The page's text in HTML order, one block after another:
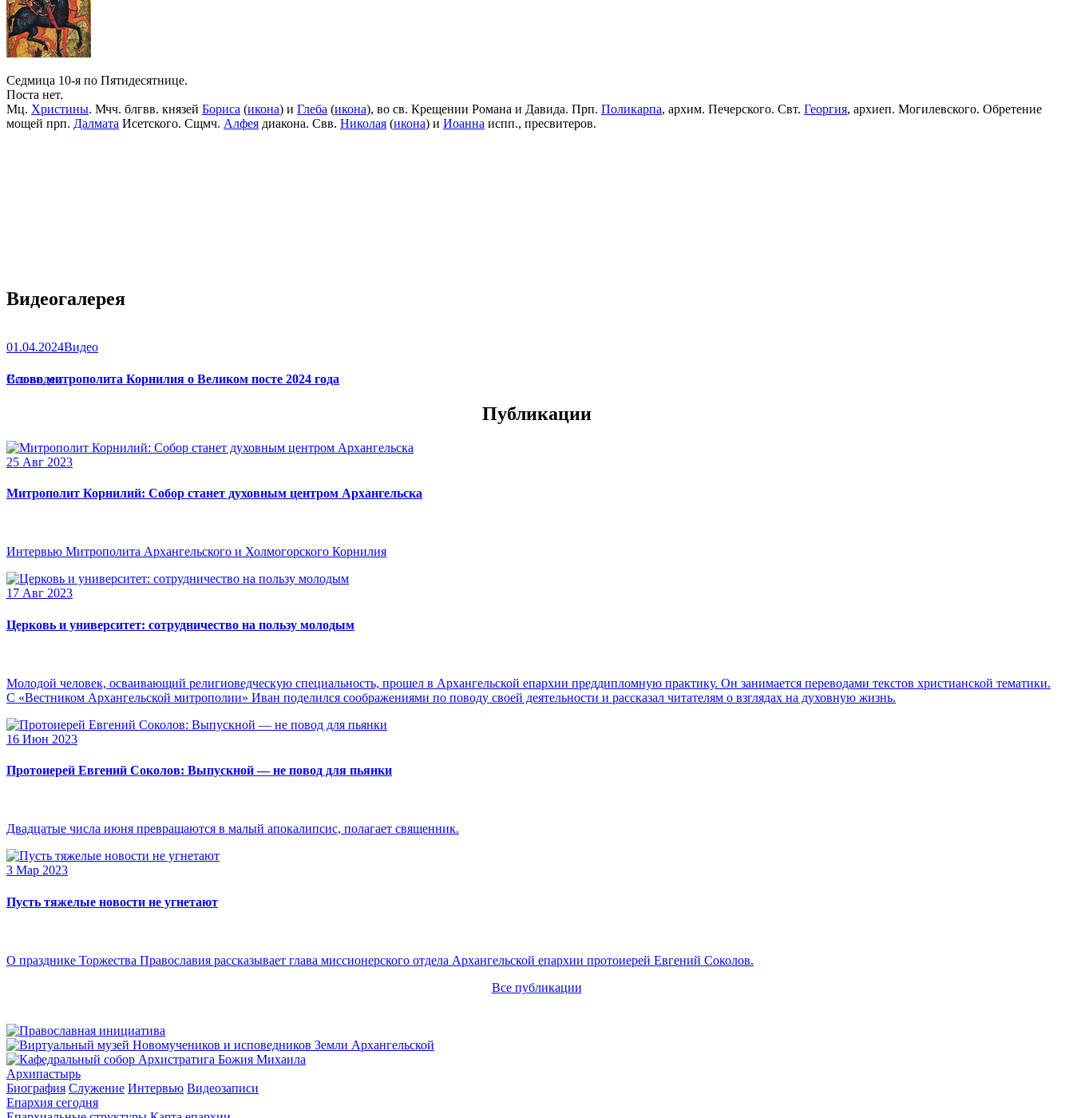
Седмица 10-я по Пятидесятнице.
Поста нет.
Мц. Христины. Мчч. блгвв. князей Бориса (икона) и Глеба (икона), во св. Крещении Романа и Давида. Прп. Поликарпа, архим. Печерского. Свт. Георгия, архиеп. Могилевского. Обретение
мощей прп. Далмата Исетского. Сщмч. Алфея диакона. Свв. Николая (икона) и Иоанна испп., пресвитеров.
Видеогалерея
01.04.2024Видео
Слово митрополита Корнилия о Великом посте 2024 года
Все видео
Публикации
25 Авг 2023
Митрополит Корнилий: Собор станет духовным центром Архангельска
Интервью Митрополита Архангельского и Холмогорского Корнилия
17 Авг 2023
Церковь и университет: сотрудничество на пользу молодым
Молодой человек, осваивающий религиоведческую специальность, прошел в Архангельской епархии преддипломную практику. Он занимается переводами текстов христианской тематики.
С «Вестником Архангельской митрополии» Иван поделился соображениями по поводу своей деятельности и рассказал читателям о взглядах на духовную жизнь.
16 Июн 2023
Протоиерей Евгений Соколов: Выпускной — не повод для пьянки
Двадцатые числа июня превращаются в малый апокалипсис, полагает священник.
3 Мар 2023
Пусть тяжелые новости не угнетают
О празднике Торжества Православия рассказывает глава миссионерского отдела Архангельской епархии протоиерей Евгений Соколов.
Все публикации
Архипастырь
Биография Служение Интервью Видеозаписи
Епархия сегодня